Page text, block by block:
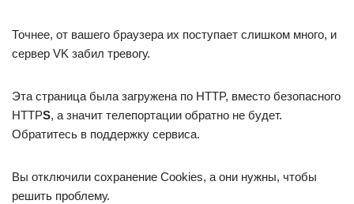
Точнее, от вашего браузера их поступает слишком много, и
сервер VK забил тревогу.
Эта страница была загружена по HTTP, вместо безопасного
HTTPS, а значит телепортации обратно не будет.
Обратитесь в поддержку сервиса.
Вы отключили сохранение Cookies, а они нужны, чтобы
решить проблему.